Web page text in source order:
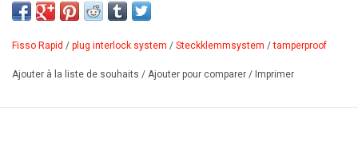
Système révolutionnaire de fixation à encliqueter, avec fermeture
quelques rotations de la vis sans tête suffisent pour que le support
se déploie dans la cosse et soit fixé de manière sûre. Rondelles
Fisso Rapid / plug interlock system / Steckklemmsystem /tamperproof
Ajouter à la liste de souhaits / Ajouter pour comparer / Imprimer